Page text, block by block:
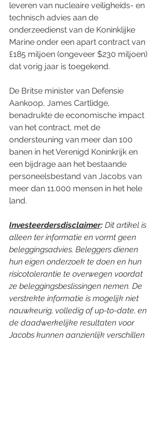
leveren van nucleaire veiligheids- en
technisch advies aan de
onderzeedienst van de Koninklijke
Marine onder een apart contract van
£185 miljoen (ongeveer $230 miljoen)
dat vorig jaar is toegekend.
De Britse minister van Defensie
Aankoop, James Cartlidge,
benadrukte de economische impact
van het contract, met de
ondersteuning van meer dan 100
banen in het Verenigd Koninkrijk en
een bijdrage aan het bestaande
personeelsbestand van Jacobs van
meer dan 11.000 mensen in het hele
land.
Investeerdersdisclaimer: Dit artikel is
alleen ter informatie en vormt geen
beleggingsadvies. Beleggers dienen
hun eigen onderzoek te doen en hun
risicotolerantie te overwegen voordat
ze beleggingsbeslissingen nemen. De
verstrekte informatie is mogelijk niet
nauwkeurig, volledig of up-to-date, en
de daadwerkelijke resultaten voor
Jacobs kunnen aanzienlijk verschillen